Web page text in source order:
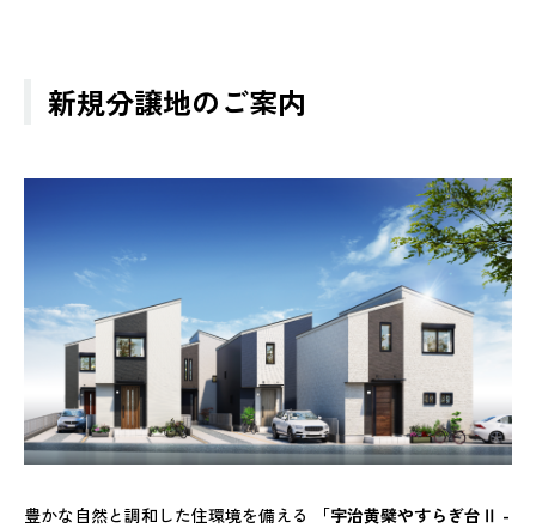
新規分譲地のご案内
豊かな自然と調和した住環境を備える
「宇治黄檗やすらぎ台Ⅱ -